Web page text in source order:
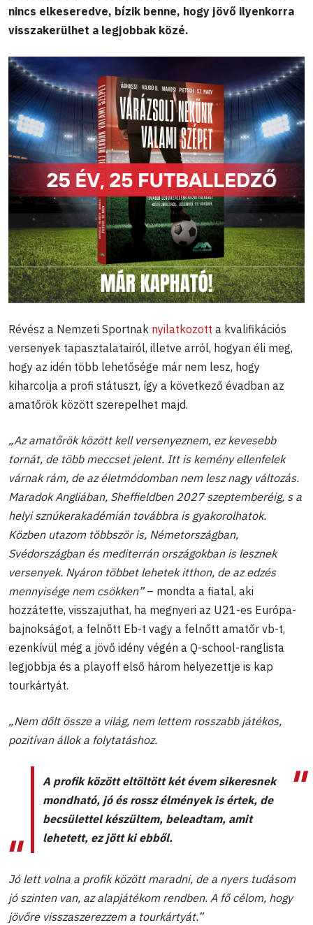
nincs elkeseredve, bízik benne, hogy jövő ilyenkorra
visszakerülhet a legjobbak közé.
Révész a Nemzeti Sportnak nyilatkozott a kvalifikációs
versenyek tapasztalatairól, illetve arról, hogyan éli meg,
hogy az idén több lehetősége már nem lesz, hogy
kiharcolja a profi státuszt, így a következő évadban az
amatőrök között szerepelhet majd.
„Az amatőrök között kell versenyeznem, ez kevesebb
tornát, de több meccset jelent. Itt is kemény ellenfelek
várnak rám, de az életmódomban nem lesz nagy változás.
Maradok Angliában, Sheffieldben 2027 szeptemberéig, s a
helyi sznúkerakadémián továbbra is gyakorolhatok.
Közben utazom többször is, Németországban,
Svédországban és mediterrán országokban is lesznek
versenyek. Nyáron többet lehetek itthon, de az edzés
mennyisége nem csökken”– mondta a fiatal, aki
hozzátette, visszajuthat, ha megnyeri az U21-es Európa-
bajnokságot, a felnőtt Eb-t vagy a felnőtt amatőr vb-t,
ezenkívül még a jövő idény végén a Q-school-ranglista
legjobbja és a playoff első három helyezettje is kap
tourkártyát.
„Nem dőlt össze a világ, nem lettem rosszabb játékos,
pozitívan állok a folytatáshoz.
A profik között eltöltött két évem sikeresnek
mondható, jó és rossz élmények is értek, de
becsülettel készültem, beleadtam, amit
lehetett, ez jött ki ebből.
Jó lett volna a profik között maradni, de a nyers tudásom
jó szinten van, az alapjátékom rendben. A fő célom, hogy
jövőre visszaszerezzem a tourkártyát.”